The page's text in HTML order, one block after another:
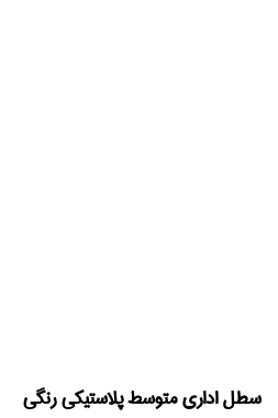
سطل اداري متوسط پلاستيكي رنگي